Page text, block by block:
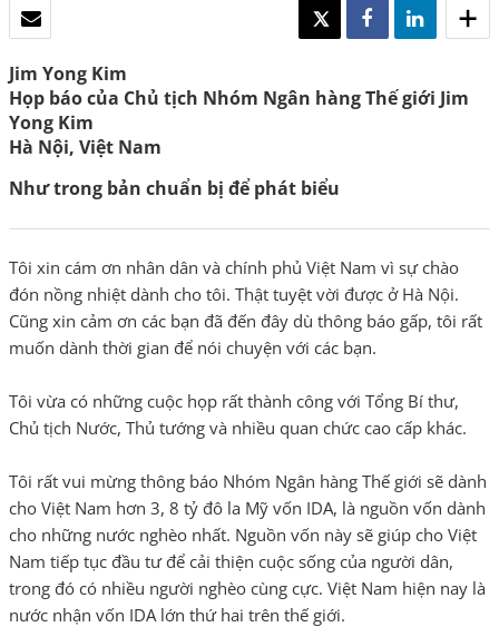
TWEET SHARE SHARE
Jim Yong Kim
Họp báo của Chủ tịch Nhóm Ngân hàng Thế giới Jim
Yong Kim
Hà Nội, Việt Nam
Như trong bản chuẩn bị để phát biểu
Tôi xin cám ơn nhân dân và chính phủ Việt Nam vì sự chào
đón nồng nhiệt dành cho tôi. Thật tuyệt vời được ở Hà Nội.
Cũng xin cảm ơn các bạn đã đến đây dù thông báo gấp, tôi rất
muốn dành thời gian để nói chuyện với các bạn.
Tôi vừa có những cuộc họp rất thành công với Tổng Bí thư,
Chủ tịch Nước, Thủ tướng và nhiều quan chức cao cấp khác.
Tôi rất vui mừng thông báo Nhóm Ngân hàng Thế giới sẽ dành
cho Việt Nam hơn 3, 8 tỷ đô la Mỹ vốn IDA, là nguồn vốn dành
cho những nước nghèo nhất. Nguồn vốn này sẽ giúp cho Việt
Nam tiếp tục đầu tư để cải thiện cuộc sống của người dân,
trong đó có nhiều người nghèo cùng cực. Việt Nam hiện nay là
nước nhận vốn IDA lớn thứ hai trên thế giới.